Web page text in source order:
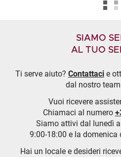
SIAMO
AL TUO
Ti serve aiuto? Contattacie
dal nostro
Vuoi ricevere
Chiamaci al numero
Siamo attivi dal lunedì
9:00-18:00 e la domenica
Hai un locale e desideri